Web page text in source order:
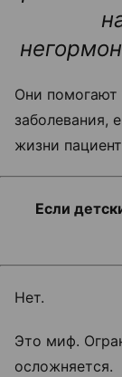
Они помогают
заболевания,
жизни
Если
Нет.
Это миф.
осложняется.